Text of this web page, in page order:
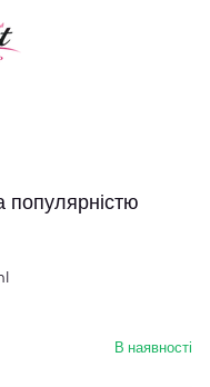
популярністю
В наявності